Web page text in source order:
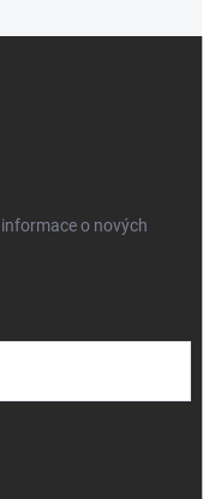
o nových